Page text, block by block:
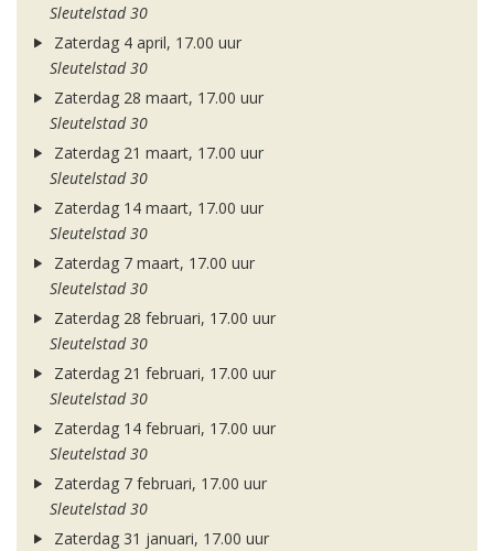
Sleutelstad 30
Zaterdag 4 april, 17.00 uur
Sleutelstad 30
Zaterdag 28 maart, 17.00 uur
Sleutelstad 30
Zaterdag 21 maart, 17.00 uur
Sleutelstad 30
Zaterdag 14 maart, 17.00 uur
Sleutelstad 30
Zaterdag 7 maart, 17.00 uur
Sleutelstad 30
Zaterdag 28 februari, 17.00 uur
Sleutelstad 30
Zaterdag 21 februari, 17.00 uur
Sleutelstad 30
Zaterdag 14 februari, 17.00 uur
Sleutelstad 30
Zaterdag 7 februari, 17.00 uur
Sleutelstad 30
Zaterdag 31 januari, 17.00 uur